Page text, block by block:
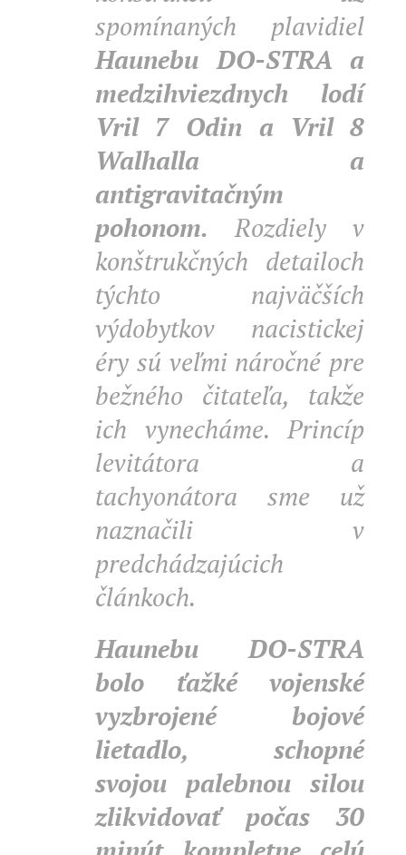
spomínaných plavidiel
Haunebu DO-STRA a
medzihviezdnych lodí
Vril 7 Odin a Vril 8
Walhalla a
antigravitačným
pohonom.Rozdiely v
konštrukčných detailoch
týchto najväčších
výdobytkov nacistickej
éry sú veľmi náročné pre
bežného čitateľa, takže
ich vynecháme. Princíp
levitátora a
tachyonátora sme už
naznačili v
predchádzajúcich
článkoch.
Haunebu DO-STRA
bolo ťažké vojenské
vyzbrojené bojové
lietadlo, schopné
svojou palebnou silou
zlikvidovať počas 30